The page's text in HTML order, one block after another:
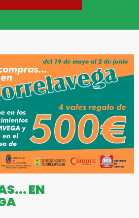
EN